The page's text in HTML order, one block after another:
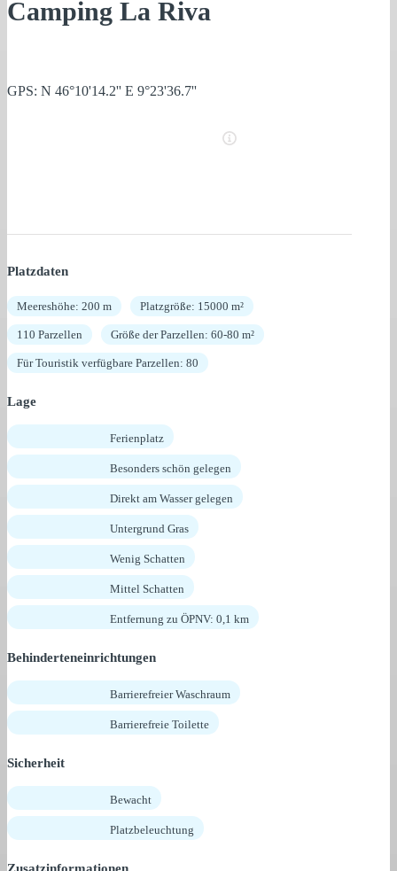
Camping La Riva
GPS: N 46°10'14.2'' E 9°23'36.7''
Platzdaten
Meereshöhe: 200 m Platzgröße: 15000 m²
110 Parzellen Größe der Parzellen: 60-80 m²
Für Touristik verfügbare Parzellen: 80
Lage
Ferienplatz
Besonders schön gelegen
Direkt am Wasser gelegen
Untergrund Gras
Wenig Schatten
Mittel Schatten
Entfernung zu ÖPNV: 0,1 km
Behinderteneinrichtungen
Barrierefreier Waschraum
Barrierefreie Toilette
Sicherheit
Bewacht
Platzbeleuchtung